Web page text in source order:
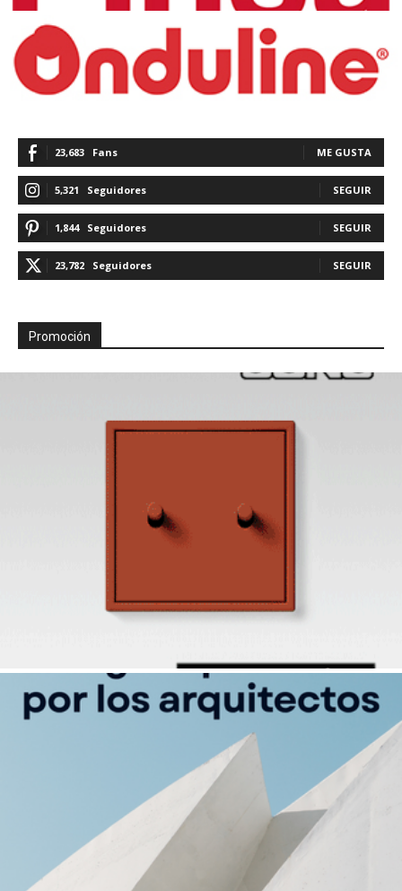
23,683 Fans ME GUSTA
5,321 Seguidores SEGUIR
1,844 Seguidores SEGUIR
23,782 Seguidores SEGUIR
Promoción